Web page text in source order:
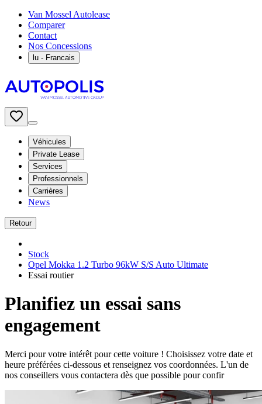
Van Mossel Autolease
Comparer
Contact
Nos Concessions
lu - Francais
Véhicules
Private Lease
Services
Professionnels
Carrières
News
Retour
Stock
Opel Mokka 1.2 Turbo 96kW S/S Auto Ultimate
Essai routier
Planifiez un essai sans
engagement
Merci pour votre intérêt pour cette voiture ! Choisissez votre date et
heure préférées ci-dessous et renseignez vos coordonnées. L'un de
nos conseillers vous contactera dès que possible pour confir